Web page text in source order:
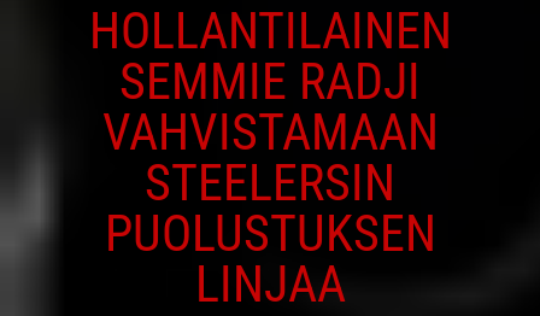
HOLLANTILAINEN
SEMMIE RADJI
VAHVISTAMAAN
STEELERSIN
PUOLUSTUKSEN
LINJAA